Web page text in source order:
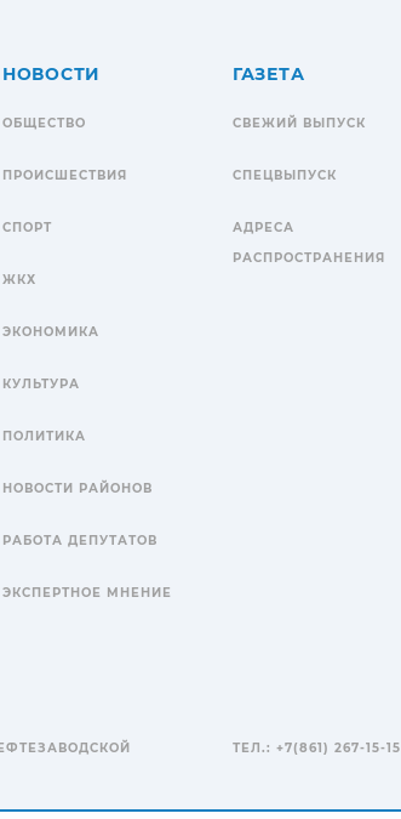
НОВОСТИ
ОБЩЕСТВО
ПРОИСШЕСТВИЯ
СПОРТ
ЖКХ
ЭКОНОМИКА
КУЛЬТУРА
ПОЛИТИКА
НОВОСТИ РАЙОНОВ
РАБОТА ДЕПУТАТОВ
ЭКСПЕРТНОЕ МНЕНИЕ
ГАЗЕТА
СВЕЖИЙ ВЫПУСК
СПЕЦВЫПУСК
АДРЕСА
РАСПРОСТРАНЕНИЯ
ТЕЛ.: +7(861) 267-15-15